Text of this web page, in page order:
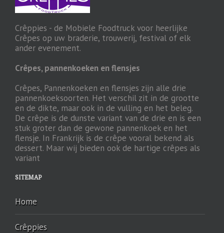
Crêppies - de Mobiele Foodtruck voor heerlijke
Crêpes op uw braderie, trouwerij, festival of elk
ander evenement.
Crêpes, pannenkoeken en flensjes
Crêpes, Pannenkoeken en flensjes zijn alle drie
pannenkoeksoorten. Het verschil zit in de grootte
en de dikte, maar ook in de vulling en het beleg.
De crêpe is de dunste variant van de drie en is een
stuk groter dan de gewone pannenkoek en het
flensje. In Frankrijk is de crêpe vooral bekend als
dessert. Maar wij bieden ook de hartige crêpes als
variant
SITEMAP
Home
Crêppies